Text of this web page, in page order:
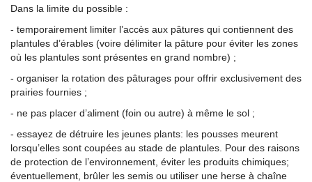
Dans la limite du possible :
- temporairement limiter l’accès aux pâtures qui contiennent des
plantules d’érables (voire délimiter la pâture pour éviter les zones
où les plantules sont présentes en grand nombre) ;
- organiser la rotation des pâturages pour offrir exclusivement des
prairies fournies ;
- ne pas placer d’aliment (foin ou autre) à même le sol ;
- essayez de détruire les jeunes plants: les pousses meurent
lorsqu’elles sont coupées au stade de plantules. Pour des raisons
de protection de l’environnement, éviter les produits chimiques;
éventuellement, brûler les semis ou utiliser une herse à chaîne